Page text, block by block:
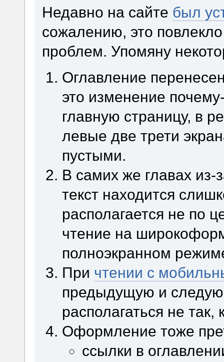
Недавно на сайте был
сожалению, это
проблем. Упомяну
Оглавление
это изменение
главную страницу, в
левые две трети
пустыми.
В самих же главах из-
текст находится
располагается не по
чтение на
полноэкранном
При чтении с
предыдущую и
располагаться не
Оформление тоже
ссылки в